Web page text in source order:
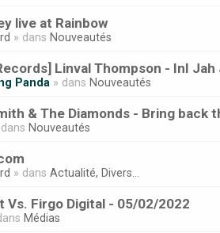
live at Rainbow
» dans Nouveautés
Linval Thompson - InI
Panda » dans Nouveautés
& The Diamonds - Bring back
Nouveautés
» dansActualité, Divers...
Vs. Firgo Digital - 05/02/2022
Médias